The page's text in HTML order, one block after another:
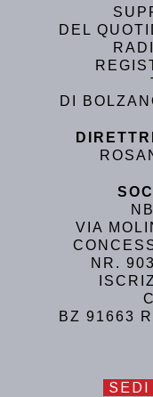
DEL
DI
VIA
NR.
BZ 91663